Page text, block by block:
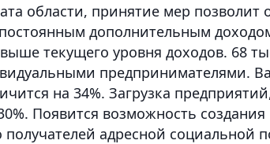
области, принятие мер позволит
дополнительным
текущего уровня доходов. 68
предпринимателями.
на 34%. Загрузка
Появится возможность
получателей адресной социальной